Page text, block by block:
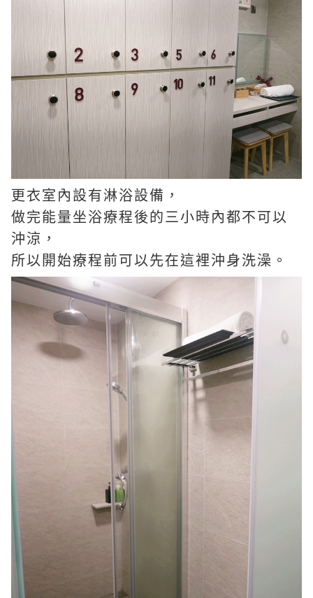
更衣室內設有淋浴設備，
做完能量坐浴療程後的三小時內都不可以
沖涼，
所以開始療程前可以先在這裡沖身洗澡。